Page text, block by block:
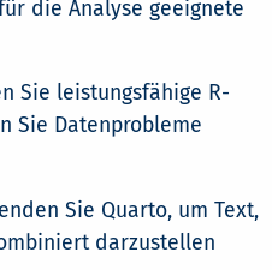
die Analyse geeignete
Sie leistungsfähige R-
Sie Datenprobleme
Sie Quarto, um Text,
darzustellen